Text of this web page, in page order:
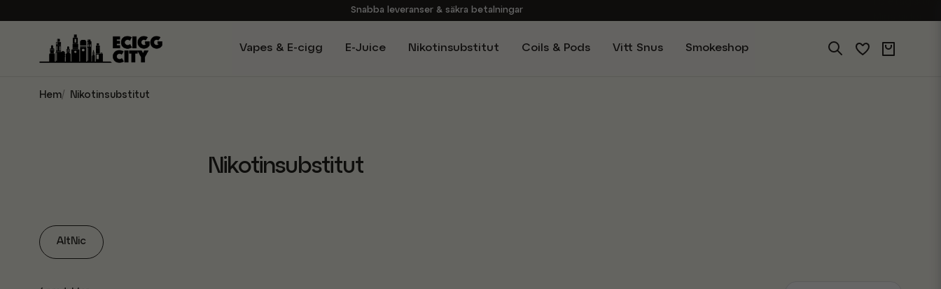
Snabba leveranser & säkra betalningar
Brett sortiment av produkter
Vapes & E-cigg E-Juice Nikotinsubstitut Coils & Pods Vitt Snus Smokeshop
Hem Nikotinsubstitut
Nikotinsubstitut
AltNic